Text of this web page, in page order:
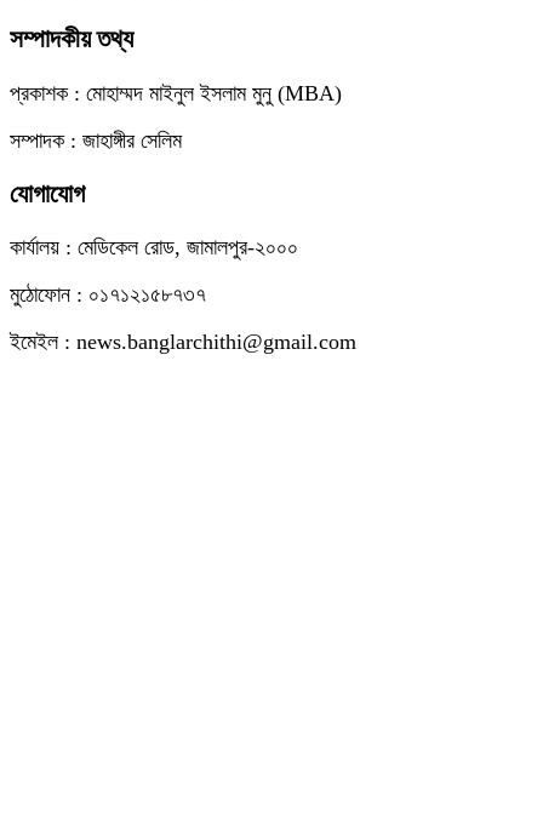
সম্পাদকীয় তথ্য
প্রকাশক : মোহাম্মদ মাইনুল ইসলাম মুনু (MBA)
সম্পাদক : জাহাঙ্গীর সেলিম
যোগাযোগ
কার্যালয় : মেডিকেল রোড, জামালপুর-২০০০
মুঠোফোন : ০১৭১২১৫৮৭৩৭
ইমেইল : news.banglarchithi@gmail.com